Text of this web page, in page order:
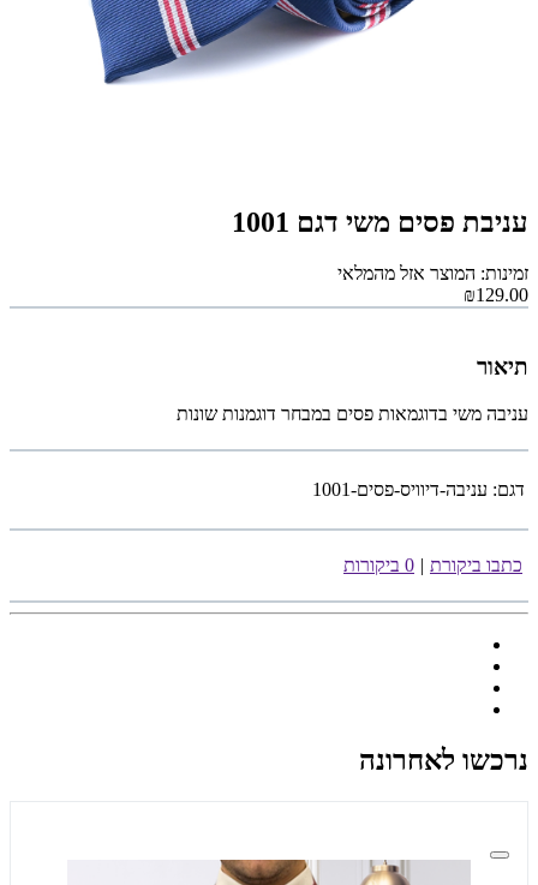
עניבת פסים משי דגם 1001
זמינות: המוצר אזל מהמלאי
₪129.00
תיאור
עניבה משי בדוגמאות פסים במבחר דוגמנות שונות
דגם: עניבה-דיוויס-פסים-1001
כתבו ביקורת | 0 ביקורות
נרכשו לאחרונה